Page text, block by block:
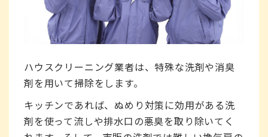
ハウスクリーニング業者は、特殊な洗剤や消臭
剤を用いて掃除をします。
キッチンであれば、ぬめり対策に効用がある洗
剤を使って流しや排水口の悪臭を取り除いてく